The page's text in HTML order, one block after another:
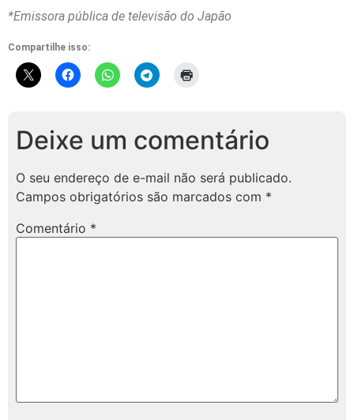
*Emissora pública de televisão do Japão
Compartilhe isso:
Deixe um comentário
O seu endereço de e-mail não será publicado.
Campos obrigatórios são marcados com *
Comentário *